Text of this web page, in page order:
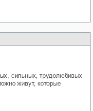
сильных, трудолюбивых
живут, которые